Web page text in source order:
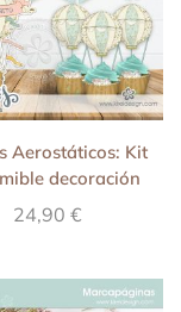
Aerostáticos: Kit
decoración
24,90 €